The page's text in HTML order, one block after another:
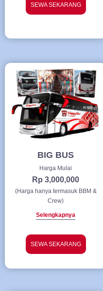
SEWA SEKARANG
BIG BUS
Harga Mulai
Rp 3,000,000
(Harga hanya termasuk BBM &
Crew)
Selengkapnya
SEWA SEKARANG